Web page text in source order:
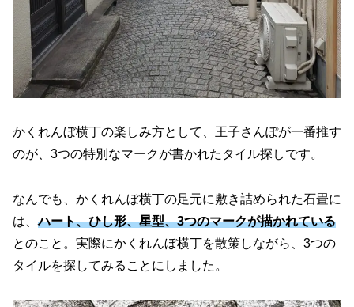
かくれんぼ横丁の楽しみ方として、王子さんぽが一番推す
のが、3つの特別なマークが書かれたタイル探しです。
なんでも、かくれんぼ横丁の足元に敷き詰められた石畳に
は、ハート、ひし形、星型、3つのマークが描かれている
とのこと。実際にかくれんぼ横丁を散策しながら、3つの
タイルを探してみることにしました。